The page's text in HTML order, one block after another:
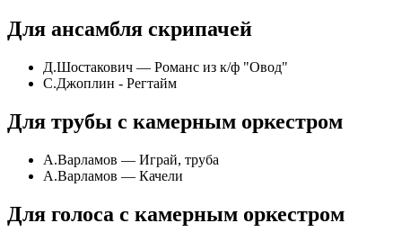
Для ансамбля скрипачей
Д.Шостакович — Романс из к/ф "Овод"
С.Джоплин - Регтайм
Для трубы с камерным оркестром
А.Варламов — Играй, труба
А.Варламов — Качели
Для голоса с камерным оркестром